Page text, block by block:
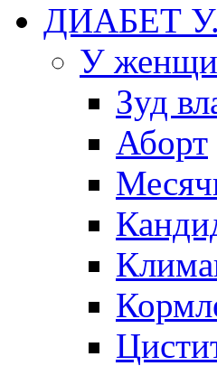
ДИАБЕТ
У
Зуд
Аборт